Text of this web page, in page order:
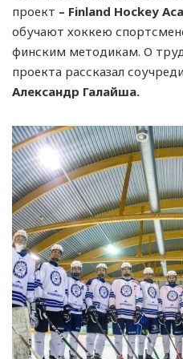
проект – Finland Hockey
обучают хоккею
финским методикам. О
проекта рассказал
Александр Галайша.